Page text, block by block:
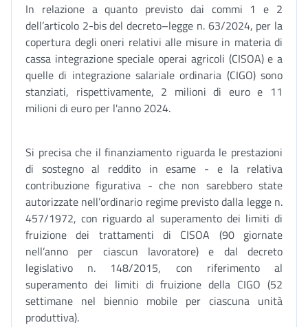
In relazione a quanto previsto dai commi 1 e 2
dell’articolo 2-bis del decreto–legge n. 63/2024, per la
copertura degli oneri relativi alle misure in materia di
cassa integrazione speciale operai agricoli (CISOA) e a
quelle di integrazione salariale ordinaria (CIGO) sono
stanziati, rispettivamente, 2 milioni di euro e 11
milioni di euro per l'anno 2024.
Si precisa che il finanziamento riguarda le prestazioni
di sostegno al reddito in esame - e la relativa
contribuzione figurativa - che non sarebbero state
autorizzate nell’ordinario regime previsto dalla legge n.
457/1972, con riguardo al superamento dei limiti di
fruizione dei trattamenti di CISOA (90 giornate
nell’anno per ciascun lavoratore) e dal decreto
legislativo n. 148/2015, con riferimento al
superamento dei limiti di fruizione della CIGO (52
settimane nel biennio mobile per ciascuna unità
produttiva).